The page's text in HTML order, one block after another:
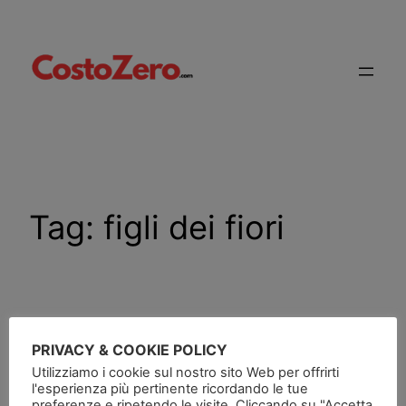
contenuto
Tag: figli dei fiori
Do it again
PRIVACY & COOKIE POLICY
Utilizziamo i cookie sul nostro sito Web per offrirti
l'esperienza più pertinente ricordando le tue